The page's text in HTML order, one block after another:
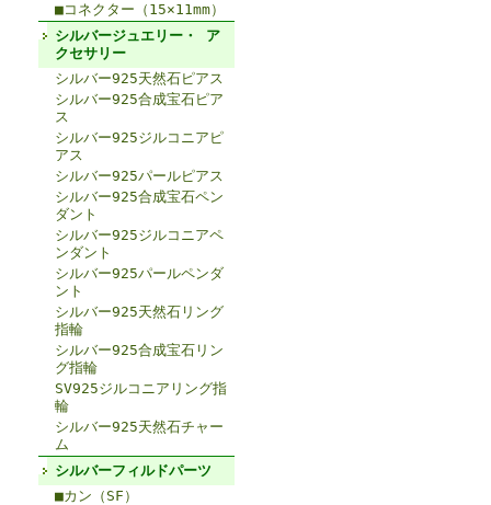
■コネクター（15×11mm）
シルバージュエリー・ ア
クセサリー
シルバー925天然石ピアス
シルバー925合成宝石ピア
ス
シルバー925ジルコニアピ
アス
シルバー925パールピアス
シルバー925合成宝石ペン
ダント
シルバー925ジルコニアペ
ンダント
シルバー925パールペンダ
ント
シルバー925天然石リング
指輪
シルバー925合成宝石リン
グ指輪
SV925ジルコニアリング指
輪
シルバー925天然石チャー
ム
シルバーフィルドパーツ
■カン（SF）